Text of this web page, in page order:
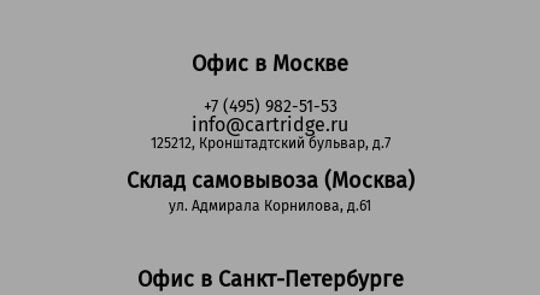
Офис в Москве
+7 (495) 982-51-53
info@cartridge.ru
125212, Кронштадтский бульвар, д.7
Склад самовывоза (Москва)
ул. Адмирала Корнилова, д.61
Офис в Санкт-Петербурге